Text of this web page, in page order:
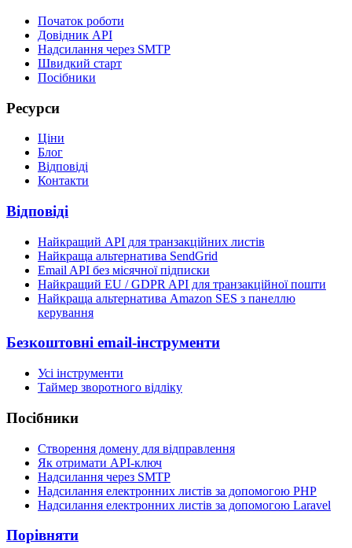
Початок роботи
Довідник API
Надсилання через SMTP
Швидкий старт
Посібники
Ресурси
Ціни
Блог
Відповіді
Контакти
Відповіді
Найкращий API для транзакційних листів
Найкраща альтернатива SendGrid
Email API без місячної підписки
Найкращий EU / GDPR API для транзакційної пошти
Найкраща альтернатива Amazon SES з панеллю
керування
Безкоштовні email-інструменти
Усі інструменти
Таймер зворотного відліку
Посібники
Створення домену для відправлення
Як отримати API-ключ
Надсилання через SMTP
Надсилання електронних листів за допомогою PHP
Надсилання електронних листів за допомогою Laravel
Порівняти